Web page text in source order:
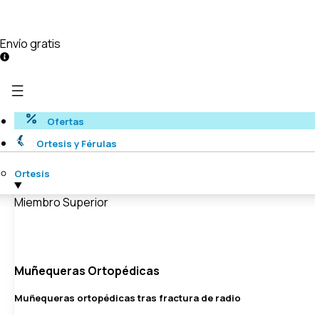
Envío gratis
Ofertas
Ortesis y Férulas
Ortesis
Miembro Superior
Muñequeras Ortopédicas
Muñequeras ortopédicas tras fractura de radio